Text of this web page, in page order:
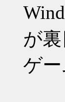
が
ゲ